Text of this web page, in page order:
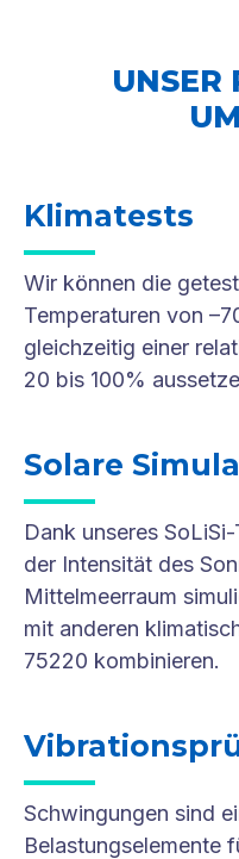
UNSER
Klimatests
Wir können die
Temperaturen von
gleichzeitig einer
20 bis 100%
Solare
Dank unseres
der Intensität des
Mittelmeerraum
mit anderen
75220 kombinieren.
Schwingungen sind
Belastungselemente